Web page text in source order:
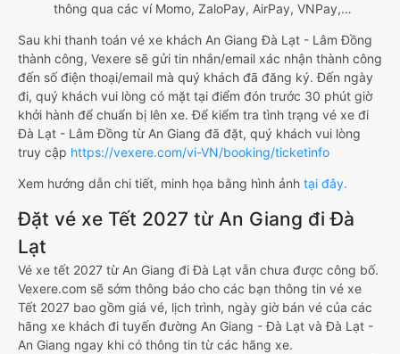
thông qua các ví Momo, ZaloPay, AirPay, VNPay,…
Sau khi thanh toán vé xe khách An Giang Đà Lạt - Lâm Đồng
thành công, Vexere sẽ gửi tin nhắn/email xác nhận thành công
đến số điện thoại/email mà quý khách đã đăng ký. Đến ngày
đi, quý khách vui lòng có mặt tại điểm đón trước 30 phút giờ
khởi hành để chuẩn bị lên xe. Để kiểm tra tình trạng vé xe đi
Đà Lạt - Lâm Đồng từ An Giang đã đặt, quý khách vui lòng
truy cập https://vexere.com/vi-VN/booking/ticketinfo
Xem hướng dẫn chi tiết, minh họa bằng hình ảnh tại đây.
Đặt vé xe Tết 2027 từ An Giang đi Đà
Lạt
Vé xe tết 2027 từ An Giang đi Đà Lạt vẫn chưa được công bố.
Vexere.com sẽ sớm thông báo cho các bạn thông tin vé xe
Tết 2027 bao gồm giá vé, lịch trình, ngày giờ bán vé của các
hãng xe khách đi tuyến đường An Giang - Đà Lạt và Đà Lạt -
An Giang ngay khi có thông tin từ các hãng xe.